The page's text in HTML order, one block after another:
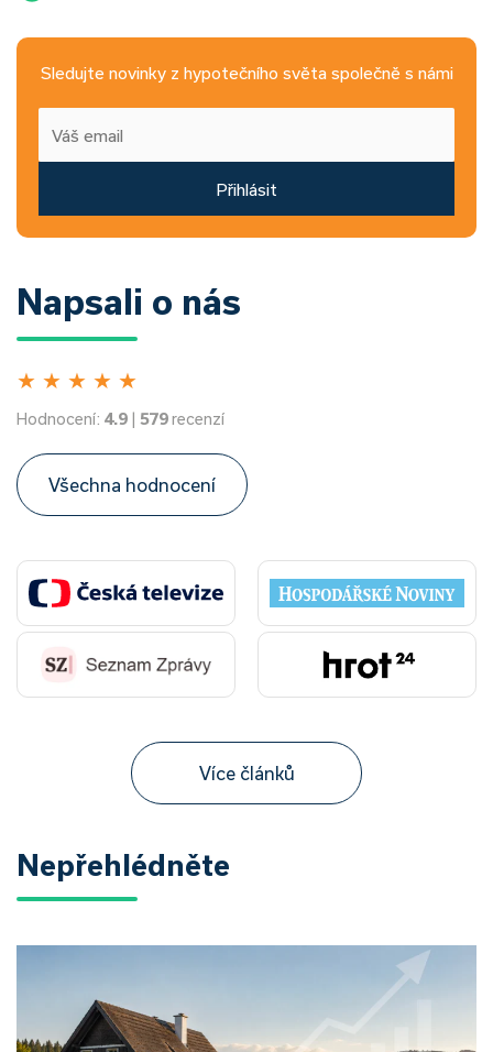
Sledujte novinky z hypotečního světa společně s námi
Přihlásit
Napsali o nás
★ ★ ★ ★ ★
Hodnocení: 4.9 | 579recenzí
Všechna hodnocení
Více článků
Nepřehlédněte